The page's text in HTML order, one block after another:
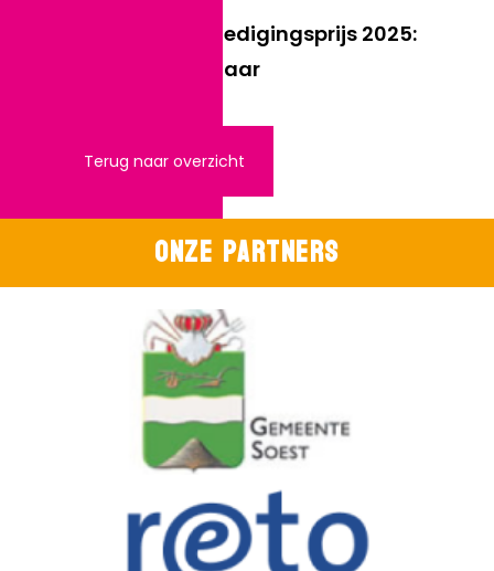
Winnaar aanmoedigingsprijs 2025:
Hannah Wantenaar
Terug naar overzicht
Onze partners